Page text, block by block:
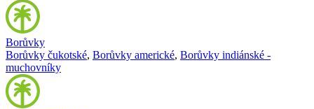
Borůvky
Borůvky čukotské, Borůvky americké, Borůvky indiánské -
muchovníky